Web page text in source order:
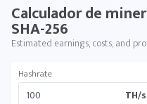
Calculador de
SHA-256
Estimated earnings, costs, and
Hashrate
TH/s